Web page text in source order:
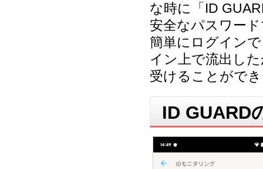
な時に「ID
安全なパスワー
簡単にログイン
イン上で流出し
受けることがで
ID GUARD